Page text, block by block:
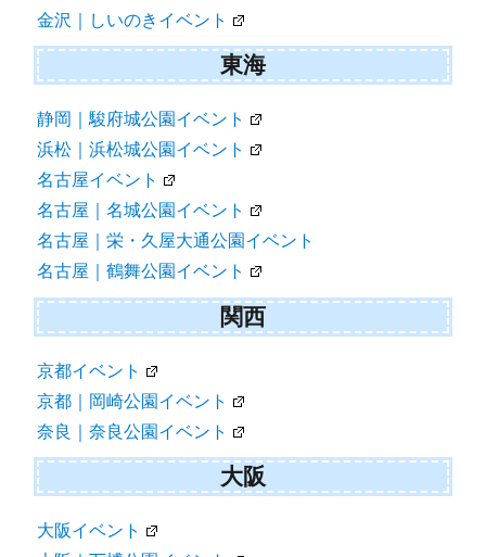
金沢｜しいのきイベント
東海
静岡｜駿府城公園イベント
浜松｜浜松城公園イベント
名古屋イベント
名古屋｜名城公園イベント
名古屋｜栄・久屋大通公園イベント
名古屋｜鶴舞公園イベント
関西
京都イベント
京都｜岡崎公園イベント
奈良｜奈良公園イベント
大阪
大阪イベント